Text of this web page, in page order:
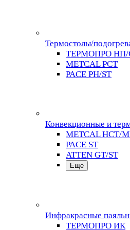
Термостолы/
ТЕРМОПРО
METCAL PCT
PACE PH/ST
Конвекционные и
METCAL HCT/
PACE ST
ATTEN GT/ST
Еще
Инфракрасные
ТЕРМОПРО ИК